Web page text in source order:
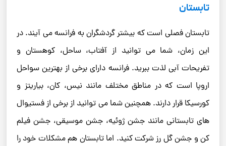
تابستان
تابستان فصلی است که بیشتر گردشگران به فرانسه می آیند. در
این زمان، شما می توانید از آفتاب، ساحل، کوهستان و
تفریحات آبی لذت ببرید. فرانسه دارای برخی از بهترین سواحل
اروپا است که در مناطق مختلف مانند نیس، کان، بیاریتز و
کورسیکا قرار دارند. همچنین شما می توانید از برخی از فستیوال
های تابستانی مانند جشن ژوئیه، جشن موسیقی، جشن فیلم
کن و جشن گل رز شرکت کنید. اما تابستان هم مشکلات خود را